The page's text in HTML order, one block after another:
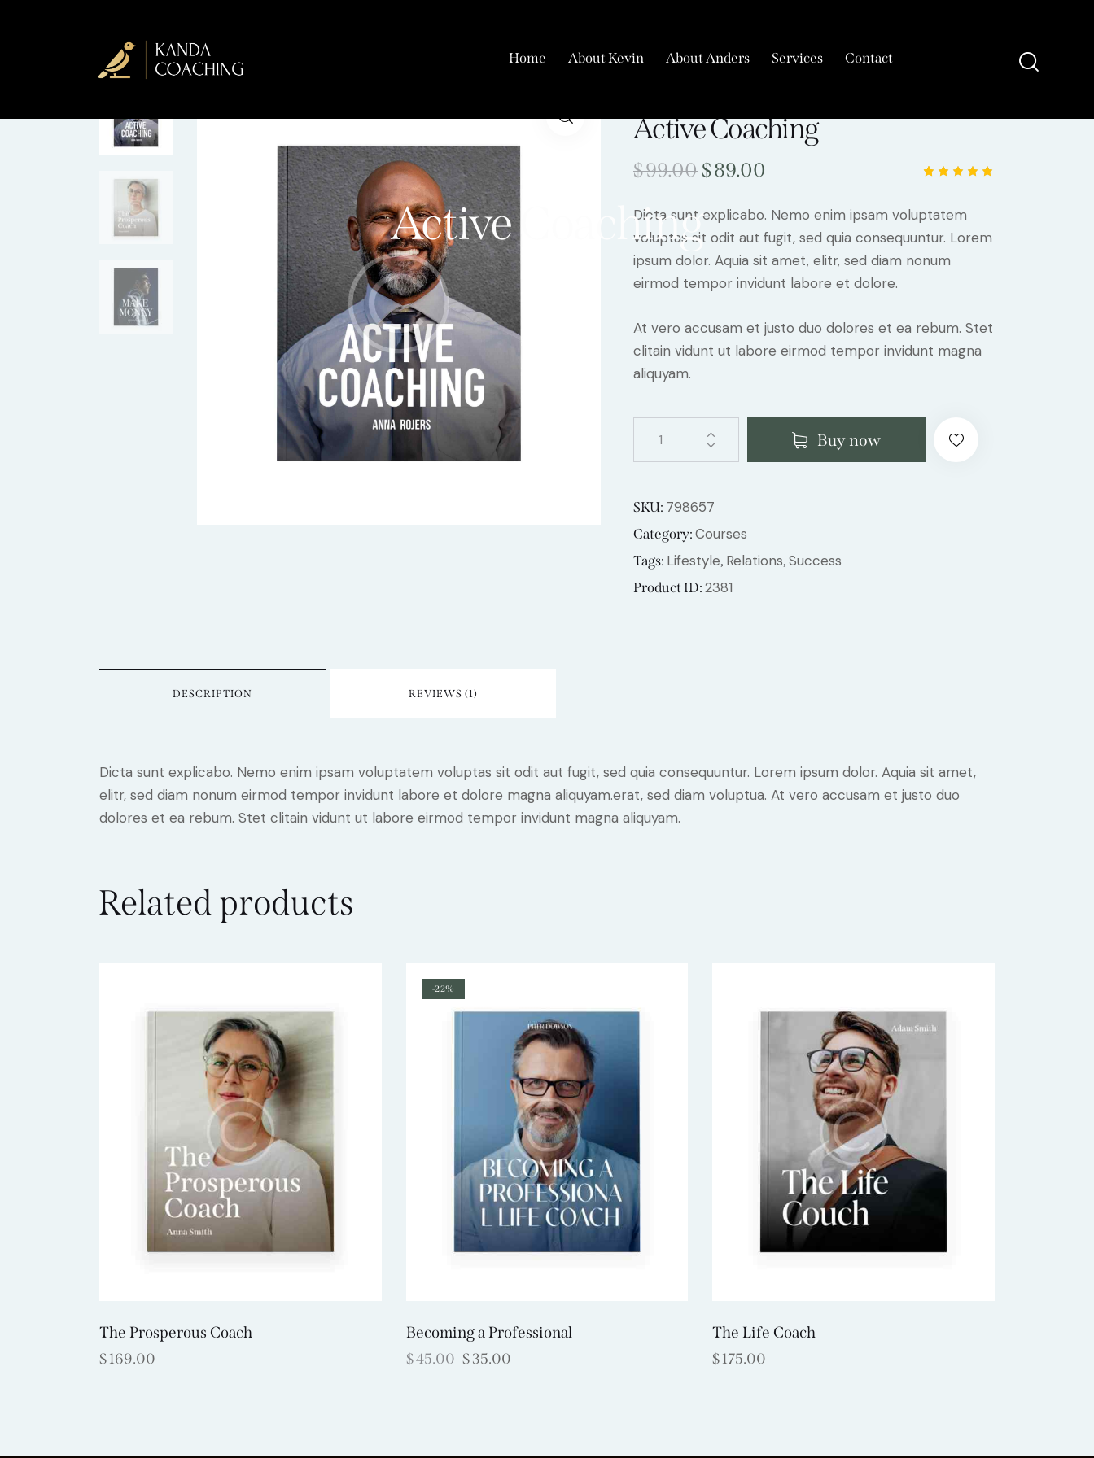
Home About Kevin About Anders Services Contact
Active Coaching
Active Coaching
of 5
based
on
custome
r rating
$99.00 $89.00
Dicta sunt explicabo. Nemo enim ipsam voluptatem
voluptas sit odit aut fugit, sed quia consequuntur. Lorem
ipsum dolor. Aquia sit amet, elitr, sed diam nonum
eirmod tempor invidunt labore et dolore.
At vero accusam et justo duo dolores et ea rebum. Stet
clitain vidunt ut labore eirmod tempor invidunt magna
aliquyam.
Buy now
SKU: 798657
Category:Courses
Tags: Lifestyle, Relations,Success
Product ID:2381
DESCRIPTION REVIEWS (1)
Dicta sunt explicabo. Nemo enim ipsam voluptatem voluptas sit odit aut fugit, sed quia consequuntur. Lorem ipsum dolor. Aquia sit amet,
elitr, sed diam nonum eirmod tempor invidunt labore et dolore magna aliquyam.erat, sed diam voluptua. At vero accusam et justo duo
dolores et ea rebum. Stet clitain vidunt ut labore eirmod tempor invidunt magna aliquyam.
Related products
The Prosperous Coach
$169.00
-22%
Becoming a Professional
$45.00 $35.00
The Life Coach
$175.00